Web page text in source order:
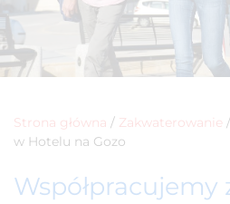
Strona główna / Zakwaterowanie /
w Hotelu na Gozo
Współpracujemy